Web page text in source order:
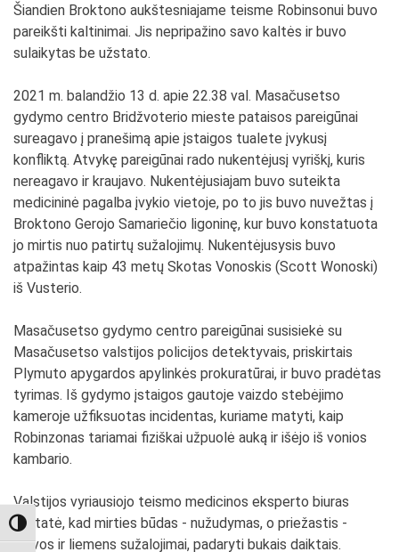
TOGGLE HIGH CONTRAST
Šiandien Broktono aukštesniajame teisme Robinsonui buvo
pareikšti kaltinimai. Jis nepripažino savo kaltės ir buvo
sulaikytas be užstato.
2021 m. balandžio 13 d. apie 22.38 val. Masačusetso
gydymo centro Bridžvoterio mieste pataisos pareigūnai
sureagavo į pranešimą apie įstaigos tualete įvykusį
konfliktą. Atvykę pareigūnai rado nukentėjusį vyriškį, kuris
nereagavo ir kraujavo. Nukentėjusiajam buvo suteikta
medicininė pagalba įvykio vietoje, po to jis buvo nuvežtas į
Broktono Gerojo Samariečio ligoninę, kur buvo konstatuota
jo mirtis nuo patirtų sužalojimų. Nukentėjusysis buvo
atpažintas kaip 43 metų Skotas Vonoskis (Scott Wonoski)
iš Vusterio.
Masačusetso gydymo centro pareigūnai susisiekė su
Masačusetso valstijos policijos detektyvais, priskirtais
Plymuto apygardos apylinkės prokuratūrai, ir buvo pradėtas
tyrimas. Iš gydymo įstaigos gautoje vaizdo stebėjimo
kameroje užfiksuotas incidentas, kuriame matyti, kaip
Robinzonas tariamai fiziškai užpuolė auką ir išėjo iš vonios
kambario.
Valstijos vyriausiojo teismo medicinos eksperto biuras
nustatė, kad mirties būdas - nužudymas, o priežastis -
galvos ir liemens sužalojimai, padaryti bukais daiktais.